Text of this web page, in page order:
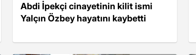
Abdi İpekçi cinayetinin kilit ismi
Yalçın Özbey hayatını kaybetti